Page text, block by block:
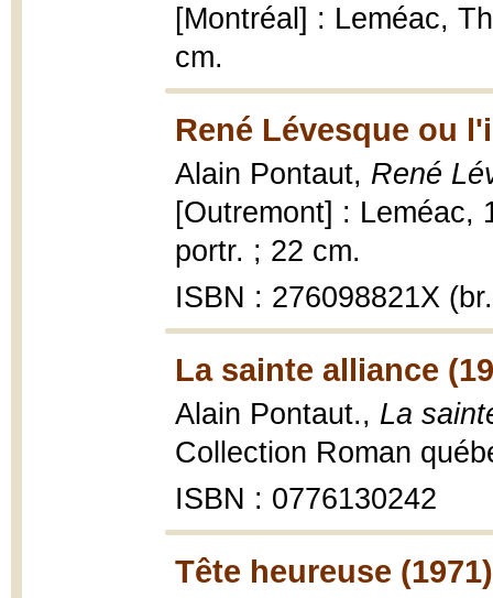
[Montréal] : Leméac,
cm.
René Lévesque ou
Alain Pontaut, René
[Outremont] : Leméac,
portr. ; 22 cm.
ISBN : 276098821X
La sainte alliance
Alain Pontaut., La
Collection Roman
ISBN : 0776130242
Tête heureuse (1971)